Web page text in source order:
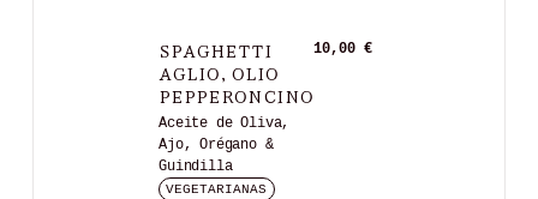
SPAGHETTI
AGLIO, OLIO
PEPPERONCINO
Aceite de Oliva,
Ajo, Orégano &
Guindilla
VEGETARIANAS
10,00 €